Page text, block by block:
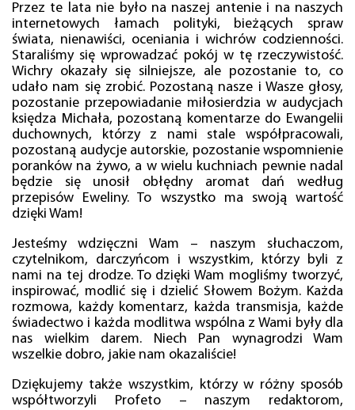
Przez te lata nie było na naszej antenie i na naszych
internetowych łamach polityki, bieżących spraw
świata, nienawiści, oceniania i wichrów codzienności.
Staraliśmy się wprowadzać pokój w tę rzeczywistość.
Wichry okazały się silniejsze, ale pozostanie to, co
udało nam się zrobić. Pozostaną nasze i Wasze głosy,
pozostanie przepowiadanie miłosierdzia w audycjach
księdza Michała, pozostaną komentarze do Ewangelii
duchownych, którzy z nami stale współpracowali,
pozostaną audycje autorskie, pozostanie wspomnienie
poranków na żywo, a w wielu kuchniach pewnie nadal
będzie się unosił obłędny aromat dań według
przepisów Eweliny. To wszystko ma swoją wartość
dzięki Wam!
Jesteśmy wdzięczni Wam – naszym słuchaczom,
czytelnikom, darczyńcom i wszystkim, którzy byli z
nami na tej drodze. To dzięki Wam mogliśmy tworzyć,
inspirować, modlić się i dzielić Słowem Bożym. Każda
rozmowa, każdy komentarz, każda transmisja, każde
świadectwo i każda modlitwa wspólna z Wami były dla
nas wielkim darem. Niech Pan wynagrodzi Wam
wszelkie dobro, jakie nam okazaliście!
Dziękujemy także wszystkim, którzy w różny sposób
współtworzyli Profeto – naszym redaktorom,